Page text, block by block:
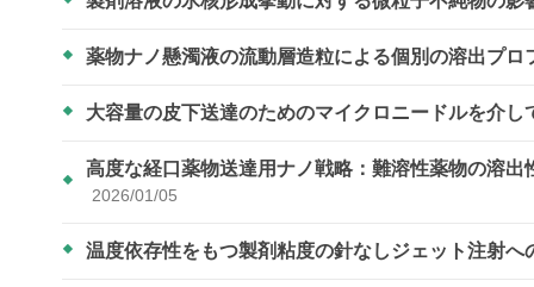
薬物ナノ懸濁液の流動層造粒による個別の溶出プ
大容量の皮下送達のためのマイクロニードルを介
高度な経口薬物送達用ナノ戦略：難溶性薬物の溶
2026/01/05
温度依存性をもつ製剤粘度の針なしジェット注射へ